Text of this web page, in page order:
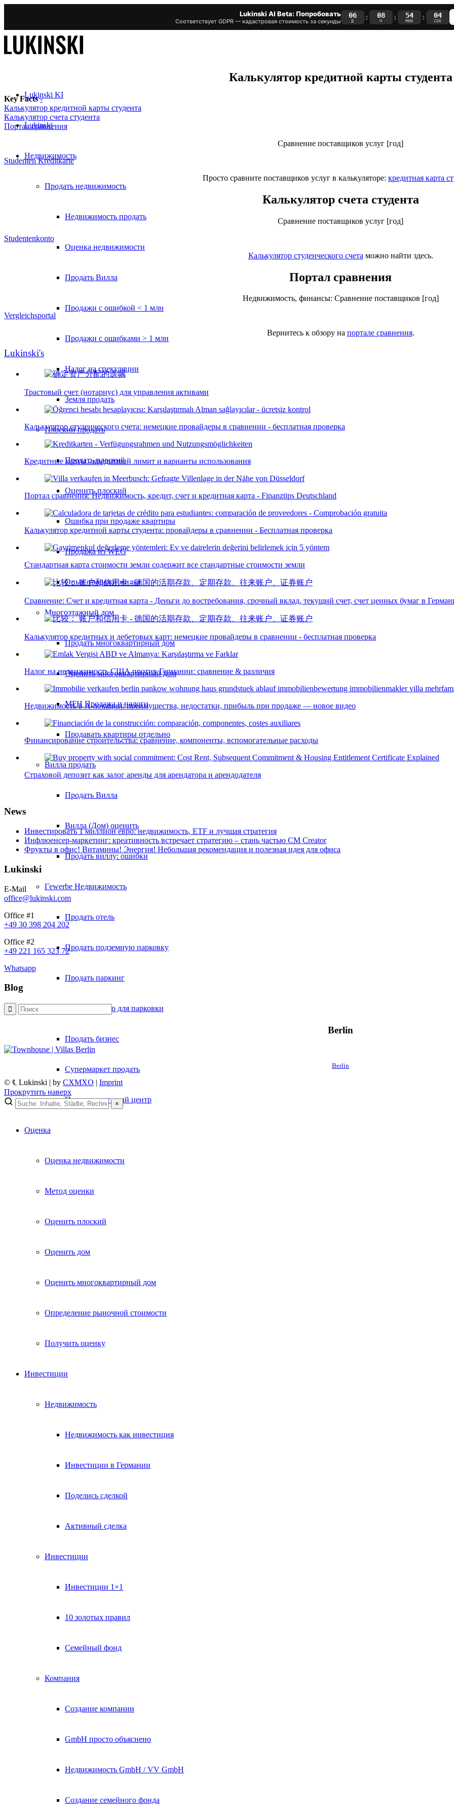
Lukinski AI Beta: Попробовать
Соответствует GDPR — кадастровая стоимость за секунды
06
Д : 08
Ч : 54
МИН : 03
СЕК
Lukinski KI
Lukinski
Недвижимость
Продать недвижимость
Недвижимость продать
Оценка недвижимости
Продать Вилла
Продажи с ошибкой < 1 млн
Продажи с ошибками > 1 млн
Налог на спекуляции
Земля продать
Плоскийпродать
Продать плоский
Оценить плоский
Ошибка при продаже квартиры
Продажа из WEG
Опыт продажи жилья
Многоэтажный дом
Продать многоквартирный дом
Оценить многоквартирный дом
MFH Продажа и налоги
Продавать квартиры отдельно
Вилла продать
Продать Вилла
Вилла (Дом) оценить
Продать виллу: ошибки
Гewerbe Недвижимость
Продать отель
Продать подземную парковку
Продать паркинг
Продать место для парковки
Продать бизнес
Супермаркет продать
Продать торговый центр
Оценка
Оценка недвижимости
Метод оценки
Оценить плоский
Оценить дом
Оценить многоквартирный дом
Определение рыночной стоимости
Получить оценку
Инвестиции
Недвижимость
Недвижимость как инвестиция
Инвестиции в Германии
Поделись сделкой
Активный сделка
Инвестиции
Инвестиции 1×1
10 золотых правил
Семейный фонд
Компания
Создание компании
GmbH просто объяснено
Недвижимость GmbH / VV GmbH
Создание семейного фонда
Калькулятор кредитной карты студента
Key Facts -
Калькулятор кредитной карты студента
Калькулятор счета студента
Портал сравнения
Сравнение поставщиков услуг [год]
Studenten Kreditkarte
Просто сравните поставщиков услуг в калькуляторе: кредитная карта
Калькулятор счета студента
Сравнение поставщиков услуг [год]
Studentenkonto
Калькулятор студенческого счета можно найти здесь.
Портал сравнения
Недвижимость, финансы: Сравнение поставщиков [год]
Vergleichsportal
Вернитесь к обзору на портале сравнения.
Lukinski's
Трастовый счет (нотариус) для управления активами
Калькулятор студенческого счета: немецкие провайдеры в сравнении - бесплатная проверка
Кредитные карты - кредитный лимит и варианты использования
Портал сравнения: Недвижимость, кредит, счет и кредитная карта - Finanztips Deutschland
Калькулятор кредитной карты студента: провайдеры в сравнении - Бесплатная проверка
Стандартная карта стоимости земли содержит все стандартные стоимости земли
Сравнение: Счет и кредитная карта - Деньги до востребования, срочный вклад, текущий счет, счет ценных бумаг в
Калькулятор кредитных и дебетовых карт: немецкие провайдеры в сравнении - бесплатная проверка
Налог на недвижимость США против Германии: сравнение & различия
Недвижимость в A-локации: преимущества, недостатки, прибыль при продаже — новое видео
Финансирование строительства: сравнение, компоненты, вспомогательные расходы
Страховой депозит как залог аренды для арендатора и арендодателя
News
Инвестировать 1 миллион евро: недвижимость, ETF и лучшая стратегия
Инфлюенсер-маркетинг: креативность встречает стратегию – стань частью CM Creator
Фрукты в офис! Витамины! Энергия! Небольшая рекомендация и полезная идея для офиса
Lukinski
E-Mail
office@lukinski.com
Office #1
+49 30 398 204 202
Office #2
+49 221 165 323 72
Whatsapp
Blog
Berlin
Berlin
© ℄ Lukinski | by CXMXO | Imprint
Прокрутить наверх
×